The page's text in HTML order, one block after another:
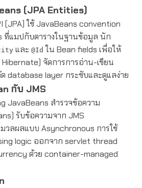
(JPA Entities)
(JPA) ใช้ JavaBeans convention
ที่แมปกับตารางในฐานข้อมูล นัก
และ@Id ใน Bean fields เพื่อให้
Hibernate) จัดการการอ่าน-เขียน
database layer กระชับและดูแลง่าย
กับ JMS
JavaBeans สำรวจข้อความ
รับข้อความจาก JMS
วลผลแบบ Asynchronous การใช้
logic ออกจาก servlet thread
ด้วย container-managed